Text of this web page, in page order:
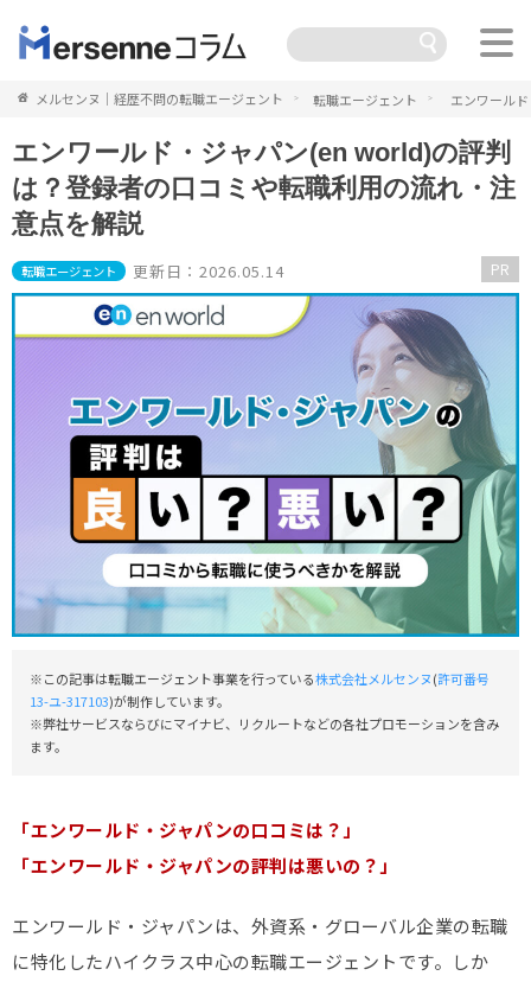
メルセンヌ｜経歴不問の転職エージェント 転職エージェント エンワール
エンワールド・ジャパン(en world)の評判
は？登録者の口コミや転職利用の流れ・注
意点を解説
転職エージェント 更新日：2026.05.14 PR
※この記事は転職エージェント事業を行っている株式会社メルセンヌ(許可番号
13-ユ-317103)が制作しています。
※弊社サービスならびにマイナビ、リクルートなどの各社プロモーションを含み
ます。
「エンワールド・ジャパンの口コミは？」
「エンワールド・ジャパンの評判は悪いの？」
エンワールド・ジャパンは、外資系・グローバル企業の転職
に特化したハイクラス中心の転職エージェントです。しか